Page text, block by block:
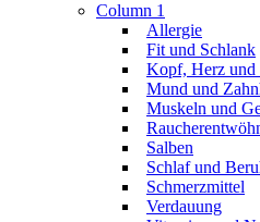
Column 1
Allergie
Fit und Schlank
Kopf, Herz und
Mund und
Muskeln und
Salben
Schlaf und
Schmerzmittel
Verdauung